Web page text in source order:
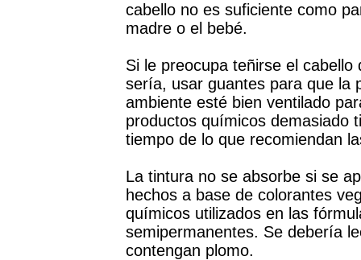
cabello no es suficiente como
madre o el bebé.
Si le preocupa teñirse el
sería, usar guantes para que la
ambiente esté bien ventilado
productos químicos demasiado
tiempo de lo que recomiendan
La tintura no se absorbe si se
hechos a base de colorantes
químicos utilizados en las
semipermanentes. Se debería
contengan plomo.